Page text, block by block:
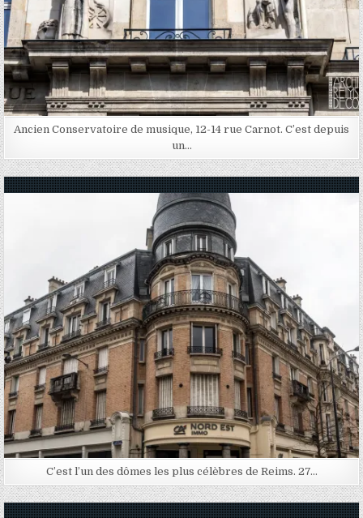
Ancien Conservatoire de musique, 12-14 rue Carnot. C’est depuis
un…
C’est l’un des dômes les plus célèbres de Reims. 27…